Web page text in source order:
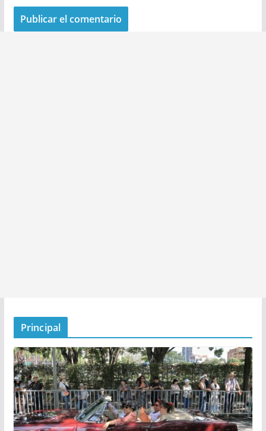
Principal